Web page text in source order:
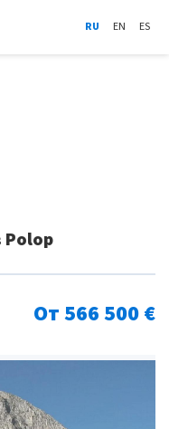
RU EN ES
Polop
От 566 500 €